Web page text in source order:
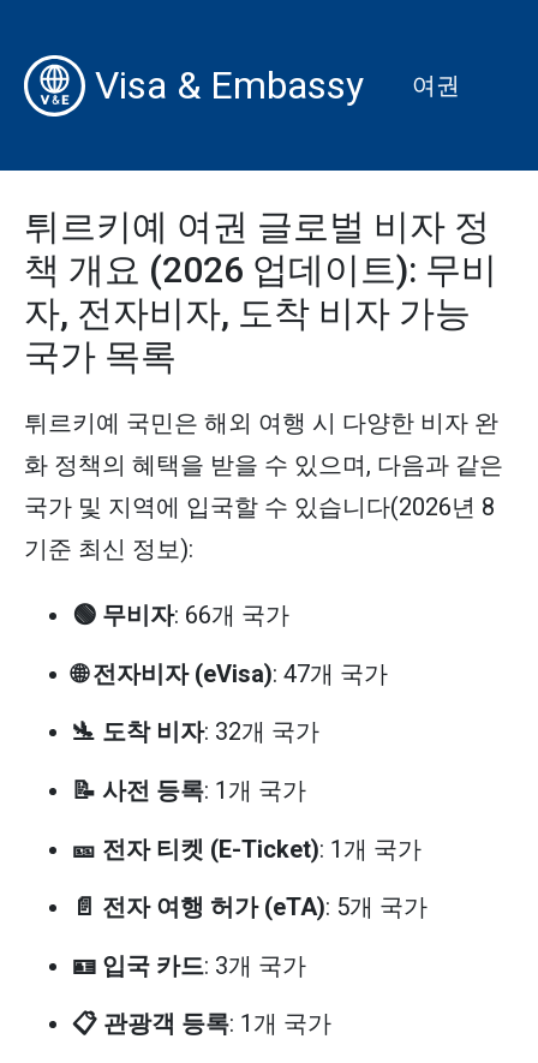
Visa & Embassy 여권
튀르키예 여권 글로벌 비자 정
책 개요 (2026 업데이트): 무비
자, 전자비자, 도착 비자 가능
국가 목록
튀르키예 국민은 해외 여행 시 다양한 비자 완
화 정책의 혜택을 받을 수 있으며, 다음과 같은
국가 및 지역에 입국할 수 있습니다(2026년 8
기준 최신 정보):
🟢 무비자: 66개 국가
🌐 전자비자 (eVisa): 47개 국가
🛬 도착 비자: 32개 국가
📝 사전 등록: 1개 국가
🎫 전자 티켓 (E-Ticket): 1개 국가
📄 전자 여행 허가 (eTA): 5개 국가
🪪 입국 카드: 3개 국가
📋 관광객 등록: 1개 국가